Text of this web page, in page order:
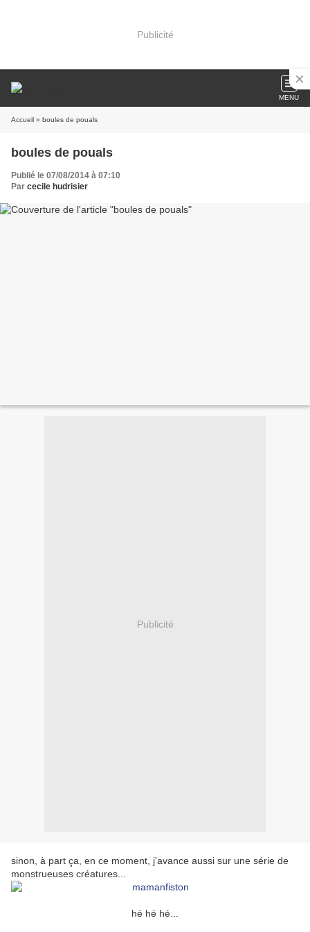
Publicité
MENU
Accueil » boules de pouals
boules de pouals
Publié le 07/08/2014 à 07:10
Par cecile hudrisier
Publicité
sinon, à part ça, en ce moment, j'avance aussi sur une série de
monstrueuses créatures...
hé hé hé...